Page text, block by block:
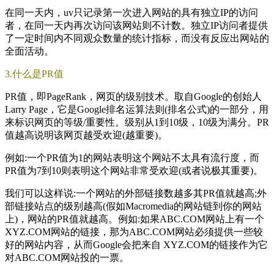
在同一天内，uv只记录第一次进入网站的具有独立IP的访问
者，在同一天内再次访问该网站则不计数。独立IP访问者提供
了一定时间内不同观众数量的统计指标，而没有反应出网站的
全面活动。
3.什么是PR值
PR值，即PageRank，网页的级别技术。取自Google的创始人
Larry Page，它是Google排名运算法则(排名公式)的一部分，用
来标识网页的等级/重要性。级别从1到10级，10级为满分。PR
值越高说明该网页越受欢迎(越重要)。
例如:一个PR值为1的网站表明这个网站不太具有流行度，而
PR值为7到10则表明这个网站非常受欢迎(或者说极其重要)。
我们可以这样说:一个网站的外部链接数越多其PR值就越高;外
部链接站点的级别越高(假如Macromedia的网站链到你的网站
上)，网站的PR值就越高。例如:如果ABC.COM网站上有一个
XYZ.COM网站的链接，那为ABC.COM网站必须提供一些较
好的网站内容，从而Google会把来自 XYZ.COM的链接作为它
对ABC.COM网站投的一票。